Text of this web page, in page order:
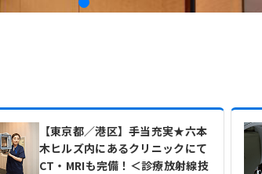
【東京都／港区】手当充実★六本
木ヒルズ内にあるクリニックにて
CT・MRIも完備！＜診療放射線技